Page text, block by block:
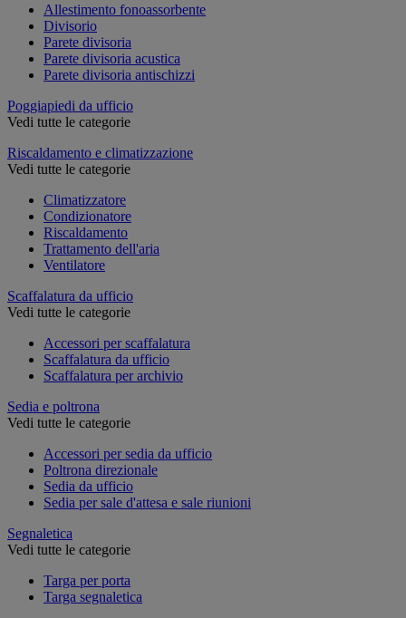
Allestimento fonoassorbente
Divisorio
Parete divisoria
Parete divisoria acustica
Parete divisoria antischizzi
Poggiapiedi da ufficio
Vedi tutte le categorie
Riscaldamento e climatizzazione
Vedi tutte le categorie
Climatizzatore
Condizionatore
Riscaldamento
Trattamento dell'aria
Ventilatore
Scaffalatura da ufficio
Vedi tutte le categorie
Accessori per scaffalatura
Scaffalatura da ufficio
Scaffalatura per archivio
Sedia e poltrona
Vedi tutte le categorie
Accessori per sedia da ufficio
Poltrona direzionale
Sedia da ufficio
Sedia per sale d'attesa e sale riunioni
Segnaletica
Vedi tutte le categorie
Targa per porta
Targa segnaletica